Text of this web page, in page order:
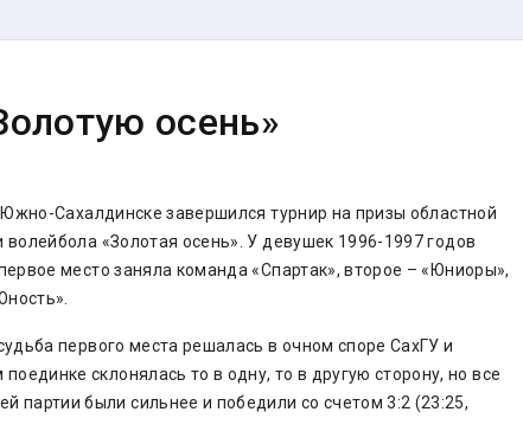
осень»
Сахалдинске завершился турнир на призы областной
«Золотая осень». У девушек 1996-1997 годов
место заняла команда «Спартак», второе – «Юниоры»,
первого места решалась в очном споре СахГУ и
склонялась то в одну, то в другую сторону, но все
партии были сильнее и победили со счетом 3:2 (23:25,